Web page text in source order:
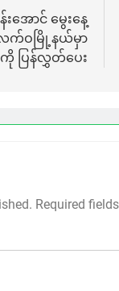
အောင် မွေးနေ့
က်ဝမြို့နယ်မှာ
ပြန်လွှတ်ပေး
Required